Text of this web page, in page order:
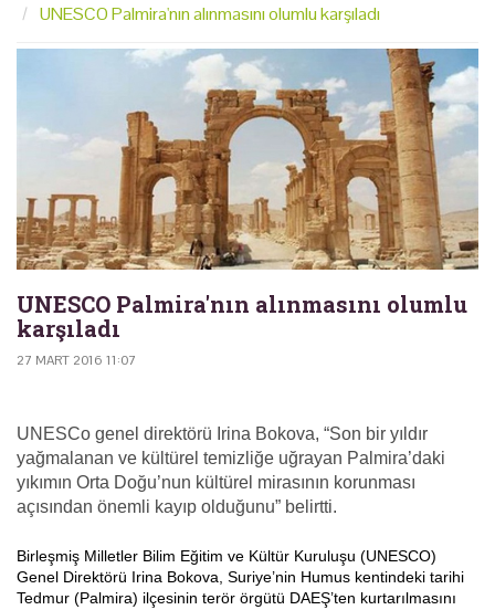
UNESCO Palmira'nın alınmasını olumlu karşıladı
UNESCO Palmira'nın alınmasını olumlu
karşıladı
27 MART 2016 11:07
UNESCo genel direktörü Irina Bokova, “Son bir yıldır
yağmalanan ve kültürel temizliğe uğrayan Palmira’daki
yıkımın Orta Doğu’nun kültürel mirasının korunması
açısından önemli kayıp olduğunu” belirtti.
Birleşmiş Milletler Bilim Eğitim ve Kültür Kuruluşu (UNESCO)
Genel Direktörü Irina Bokova, Suriye’nin Humus kentindeki tarihi
Tedmur (Palmira) ilçesinin terör örgütü DAEŞ’ten kurtarılmasını